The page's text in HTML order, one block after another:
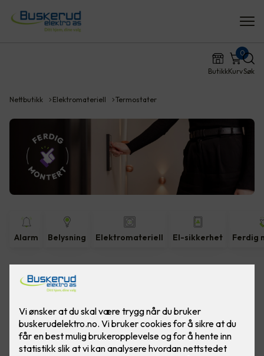
ButikkKurv
0
Søk
Nettbutikk Elektromateriell Termostater
Alarm Belysning Elektromateriell El-sikkerhet Ferdig
Vis flerefiltre